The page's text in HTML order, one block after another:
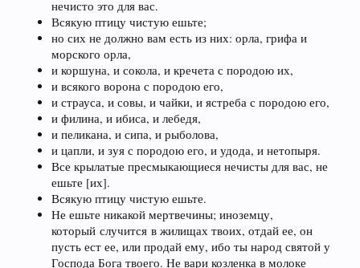
нечисто это для вас.
Всякую птицу чистую ешьте;
но сих не должно вам есть из них: орла, грифа и
морского орла,
и коршуна, и сокола, и кречета с породою их,
и всякого ворона с породою его,
и страуса, и совы, и чайки, и ястреба с породою его,
и филина, и ибиса, и лебедя,
и пеликана, и сипа, и рыболова,
и цапли, и зуя с породою его, и удода, и нетопыря.
Все крылатые пресмыкающиеся нечисты для вас, не
ешьте [их].
Всякую птицу чистую ешьте.
Не ешьте никакой мертвечины; иноземцу,
который случится в жилищах твоих, отдай ее, он
пусть ест ее, или продай ему, ибо ты народ святой у
Господа Бога твоего. Не вари козленка в молоке